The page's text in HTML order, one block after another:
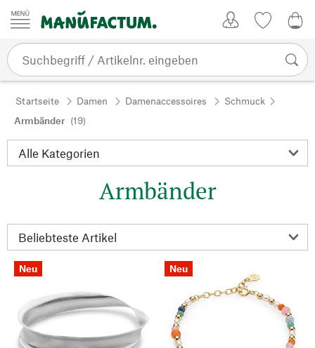
Zum Inhalt springen
Startseite Damen Damenaccessoires
Schmuck
Armbänder (19)
Armbänder
Neu Neu